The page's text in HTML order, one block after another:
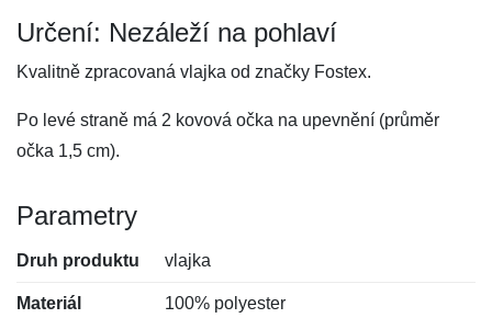
Určení: Nezáleží na pohlaví
Kvalitně zpracovaná vlajka od značky Fostex.
Po levé straně má 2 kovová očka na upevnění (průměr
očka 1,5 cm).
Parametry
Druh produktu vlajka
Materiál 100% polyester